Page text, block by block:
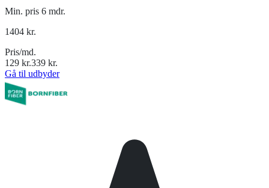
Min. pris 6 mdr.
1404 kr.
Pris/md.
129 kr.339 kr.
Gå til udbyder